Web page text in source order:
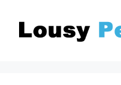
Inhalt
springen